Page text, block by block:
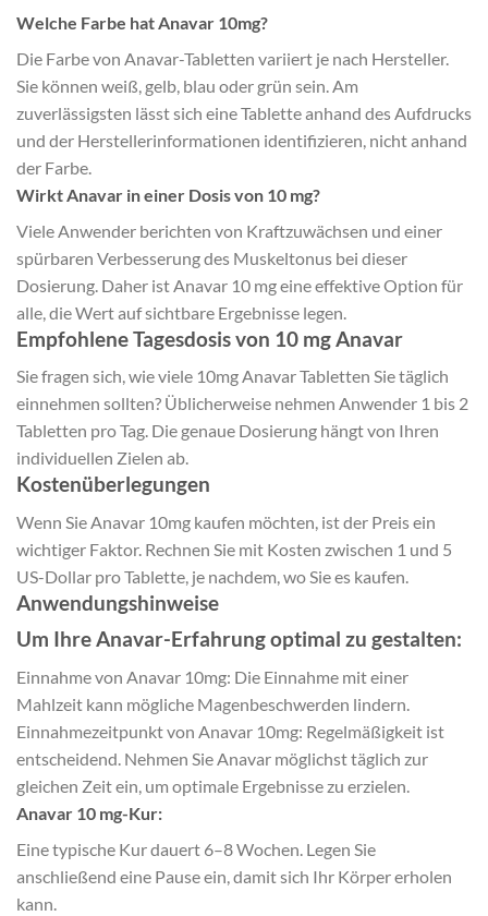
Welche Farbe hat Anavar 10mg?
Die Farbe von Anavar-Tabletten variiert je nach Hersteller.
Sie können weiß, gelb, blau oder grün sein. Am
zuverlässigsten lässt sich eine Tablette anhand des Aufdrucks
und der Herstellerinformationen identifizieren, nicht anhand
der Farbe.
Wirkt Anavar in einer Dosis von 10 mg?
Viele Anwender berichten von Kraftzuwächsen und einer
spürbaren Verbesserung des Muskeltonus bei dieser
Dosierung. Daher ist Anavar 10 mg eine effektive Option für
alle, die Wert auf sichtbare Ergebnisse legen.
Empfohlene Tagesdosis von 10 mg Anavar
Sie fragen sich, wie viele 10mg Anavar Tabletten Sie täglich
einnehmen sollten? Üblicherweise nehmen Anwender 1 bis 2
Tabletten pro Tag. Die genaue Dosierung hängt von Ihren
individuellen Zielen ab.
Kostenüberlegungen
Wenn Sie Anavar 10mg kaufen möchten, ist der Preis ein
wichtiger Faktor. Rechnen Sie mit Kosten zwischen 1 und 5
US-Dollar pro Tablette, je nachdem, wo Sie es kaufen.
Anwendungshinweise
Um Ihre Anavar-Erfahrung optimal zu gestalten:
Einnahme von Anavar 10mg: Die Einnahme mit einer
Mahlzeit kann mögliche Magenbeschwerden lindern.
Einnahmezeitpunkt von Anavar 10mg: Regelmäßigkeit ist
entscheidend. Nehmen Sie Anavar möglichst täglich zur
gleichen Zeit ein, um optimale Ergebnisse zu erzielen.
Anavar 10 mg-Kur:
Eine typische Kur dauert 6–8 Wochen. Legen Sie
anschließend eine Pause ein, damit sich Ihr Körper erholen
kann.